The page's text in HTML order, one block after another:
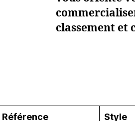
classement et
Référence Style